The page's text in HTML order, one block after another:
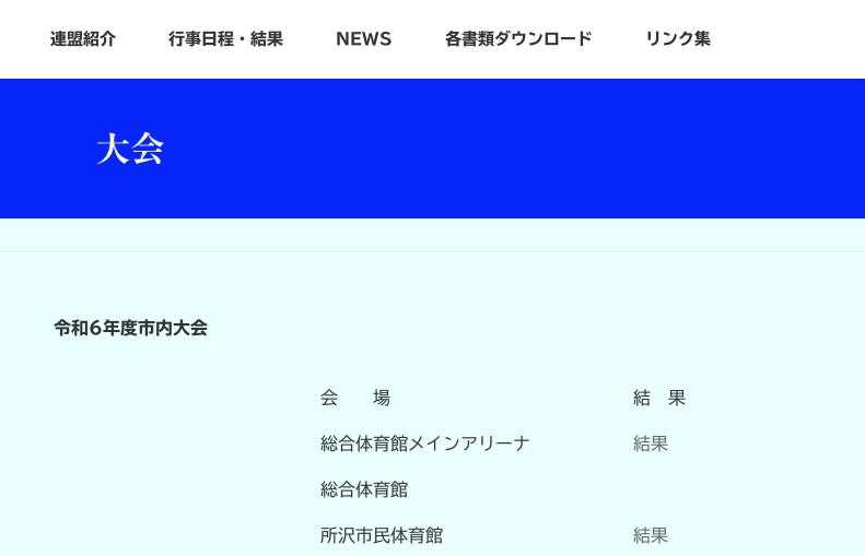
連盟紹介 行事日程・結果 NEWS 各書類ダウンロード リンク集
大会
令和6年度市内大会
会 場 結 果
総合体育館メインアリーナ 結果
総合体育館
所沢市民体育館 結果